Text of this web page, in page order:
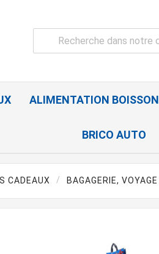
ALIMENTATION BOISSON
BRICO AUTO
CADEAUX BAGAGERIE, VOYAGE